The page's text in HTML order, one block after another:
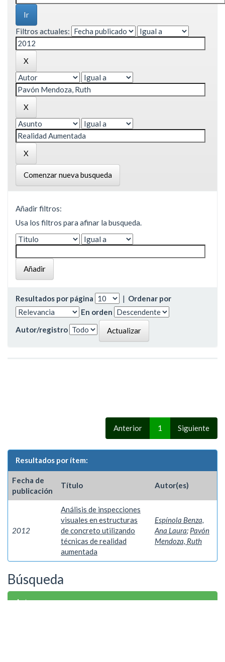
Filtros actuales:
Comenzar nueva busqueda
Añadir filtros:
Usa los filtros para afinar la busqueda.
Resultados por página | Ordenar por
En orden
Autor/registro
Anterior 1 Siguiente
Resultados por ítem:
Fecha de
publicación
Título Autor(es)
2012
Análisis de inspecciones
visuales en estructuras
de concreto utilizando
técnicas de realidad
aumentada
Espínola Benza,
Ana Laura; Pavón
Mendoza, Ruth
Búsqueda
Autor